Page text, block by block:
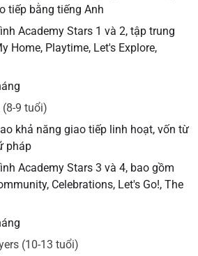
tiếp bằng tiếng Anh
Academy Stars 1 và 2, tập trung
Home, Playtime, Let's Explore,
9 tuổi)
khả năng giao tiếp linh hoạt, vốn từ
pháp
Academy Stars 3 và 4, bao gồm
Celebrations, Let's Go!, The
(10-13 tuổi)